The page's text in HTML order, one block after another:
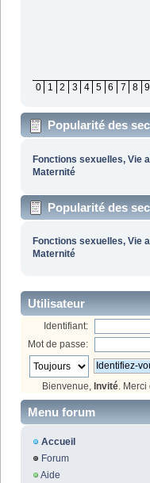
0 1 2 3 4 5 6 7 8 9
Popularité des
Fonctions sexuelles, Vie
Maternité
Popularité des
Fonctions sexuelles, Vie
Maternité
Utilisateur
Identifiant:
Mot de passe:
Bienvenue, Invité. Merci
Menu forum
Accueil
Forum
Aide